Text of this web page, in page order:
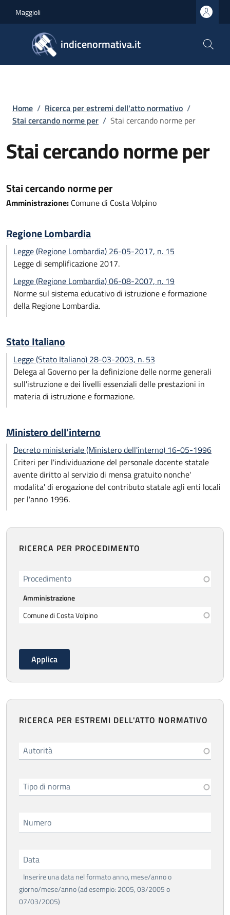
Maggioli
indicenormativa.it
Briciole di pane
Home / Ricerca per estremi dell'atto normativo /
Stai cercando norme per / Stai cercando norme per
Stai cercando norme per
Stai cercando norme per
Amministrazione: Comune di Costa Volpino
Regione Lombardia
Legge (Regione Lombardia) 26-05-2017, n. 15
Legge di semplificazione 2017.
Legge (Regione Lombardia) 06-08-2007, n. 19
Norme sul sistema educativo di istruzione e formazione
della Regione Lombardia.
Stato Italiano
Legge (Stato Italiano) 28-03-2003, n. 53
Delega al Governo per la definizione delle norme generali
sull'istruzione e dei livelli essenziali delle prestazioni in
materia di istruzione e formazione.
Ministero dell'interno
Decreto ministeriale (Ministero dell'interno) 16-05-1996
Criteri per l'individuazione del personale docente statale
avente diritto al servizio di mensa gratuito nonche'
modalita' di erogazione del contributo statale agli enti locali
per l'anno 1996.
RICERCA PER PROCEDIMENTO
Procedimento
Amministrazione
RICERCA PER ESTREMI DELL'ATTO NORMATIVO
Autorità
Tipo di norma
Numero
Data
Inserire una data nel formato anno, mese/anno o
giorno/mese/anno (ad esempio: 2005, 03/2005 o
07/03/2005)